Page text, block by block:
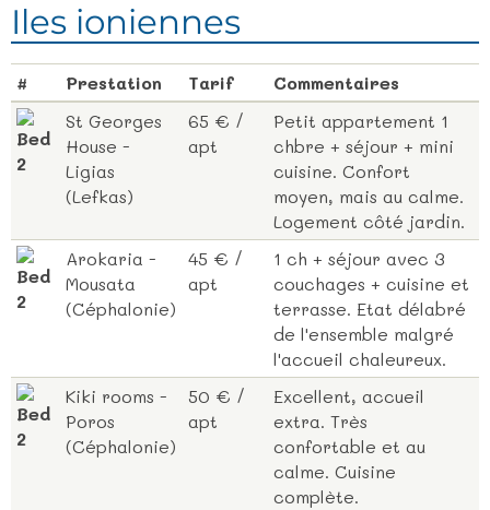
Iles ioniennes
# Prestation Tarif
Commentaires
St Georges
House -
Ligias
(Lefkas)
65 € /
apt
Petit appartement 1
chbre + séjour + mini
cuisine. Confort
moyen, mais au calme.
Logement côté jardin.
Arokaria -
Mousata
(Céphalonie)
45 € /
apt
1 ch + séjour avec 3
couchages + cuisine et
terrasse. Etat délabré
de l'ensemble malgré
l'accueil chaleureux.
Kiki rooms -
Poros
(Céphalonie)
50 € /
apt
Excellent, accueil
extra. Très
confortable et au
calme. Cuisine
complète.